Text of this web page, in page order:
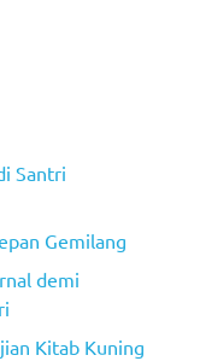
Santri
Gemilang
demi
Kitab Kuning